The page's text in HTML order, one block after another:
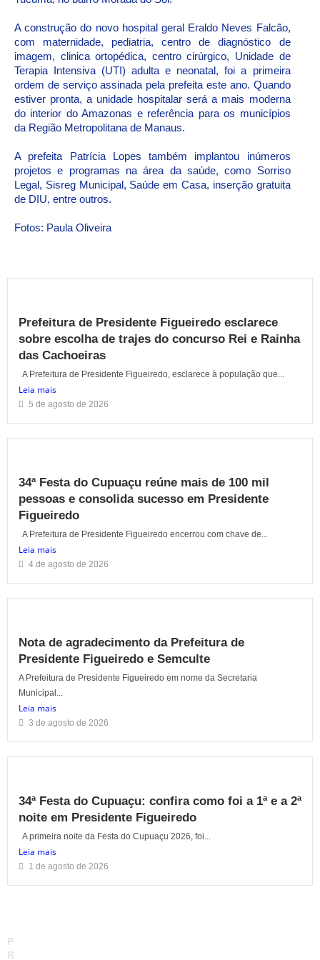
A construção do novo hospital geral Eraldo Neves Falcão,
com maternidade, pediatria, centro de diagnóstico de
imagem, clinica ortopédica, centro cirúrgico, Unidade de
Terapia Intensiva (UTI) adulta e neonatal, foi a primeira
ordem de serviço assinada pela prefeita este ano. Quando
estiver pronta, a unidade hospitalar será a mais moderna
do interior do Amazonas e referência para os municípios
da Região Metropolitana de Manaus.
A prefeita Patrícia Lopes também implantou inúmeros
projetos e programas na área da saúde, como Sorriso
Legal, Sisreg Municipal, Saúde em Casa, inserção gratuita
de DIU, entre outros.
Fotos: Paula Oliveira
Prefeitura de Presidente Figueiredo esclarece
sobre escolha de trajes do concurso Rei e Rainha
das Cachoeiras
A Prefeitura de Presidente Figueiredo, esclarece à população que...
Leia mais
5 de agosto de 2026
34ª Festa do Cupuaçu reúne mais de 100 mil
pessoas e consolida sucesso em Presidente
Figueiredo
A Prefeitura de Presidente Figueiredo encerrou com chave de...
Leia mais
4 de agosto de 2026
Nota de agradecimento da Prefeitura de
Presidente Figueiredo e Semculte
A Prefeitura de Presidente Figueiredo em nome da Secretaria
Municipal...
Leia mais
3 de agosto de 2026
34ª Festa do Cupuaçu: confira como foi a 1ª e a 2ª
noite em Presidente Figueiredo
A primeira noite da Festa do Cupuaçu 2026, foi...
Leia mais
1 de agosto de 2026
P
R